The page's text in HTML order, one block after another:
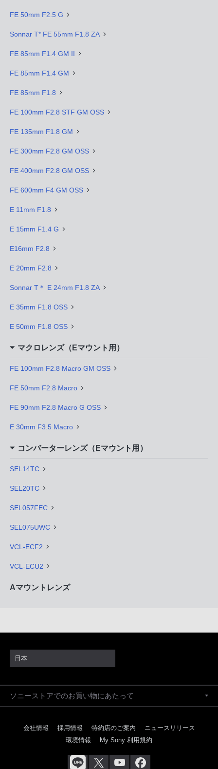
FE 50mm F2.5 G
Sonnar T* FE 55mm F1.8 ZA
FE 85mm F1.4 GM II
FE 85mm F1.4 GM
FE 85mm F1.8
FE 100mm F2.8 STF GM OSS
FE 135mm F1.8 GM
FE 300mm F2.8 GM OSS
FE 400mm F2.8 GM OSS
FE 600mm F4 GM OSS
E 11mm F1.8
E 15mm F1.4 G
E16mm F2.8
E 20mm F2.8
Sonnar T＊ E 24mm F1.8 ZA
E 35mm F1.8 OSS
E 50mm F1.8 OSS
マクロレンズ（Eマウント用）
FE 100mm F2.8 Macro GM OSS
FE 50mm F2.8 Macro
FE 90mm F2.8 Macro G OSS
E 30mm F3.5 Macro
コンバーターレンズ（Eマウント用）
SEL14TC
SEL20TC
SEL057FEC
SEL075UWC
VCL-ECF2
VCL-ECU2
Aマウントレンズ
日本
ソニーストアでのお買い物にあたって
会社情報 採用情報 特約店のご案内
ニュースリリース
環境情報
My Sony 利用規約